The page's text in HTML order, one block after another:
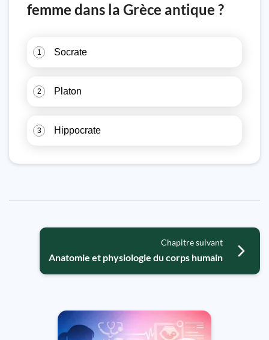
femme dans la Grèce antique ?
1 Socrate
2 Platon
3 Hippocrate
Chapitre suivant
Anatomie et physiologie du corps humain